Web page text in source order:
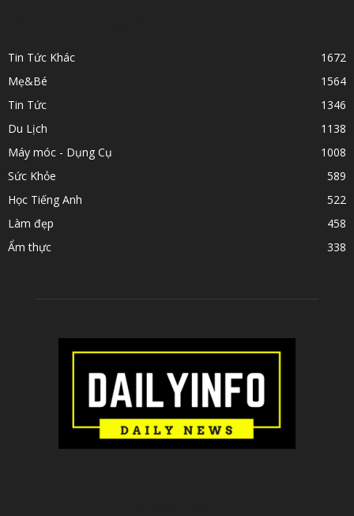
Tin Tức Khác
1672
Mẹ&Bé
1564
Tin Tức
1346
Du Lịch
1138
Máy móc - Dụng Cụ
1008
Sức Khỏe
589
Học Tiếng Anh
522
Làm đẹp
458
Ẩm thực
338